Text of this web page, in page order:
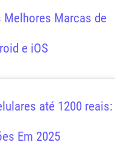
Melhores Marcas de
e iOS
até 1200 reais:
Em 2025